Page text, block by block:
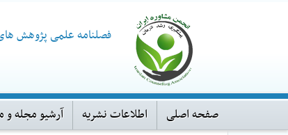
فصلنامه علمی پژوهش
صفحه اصلی اطلاعات نشریه آرشیو مجله و